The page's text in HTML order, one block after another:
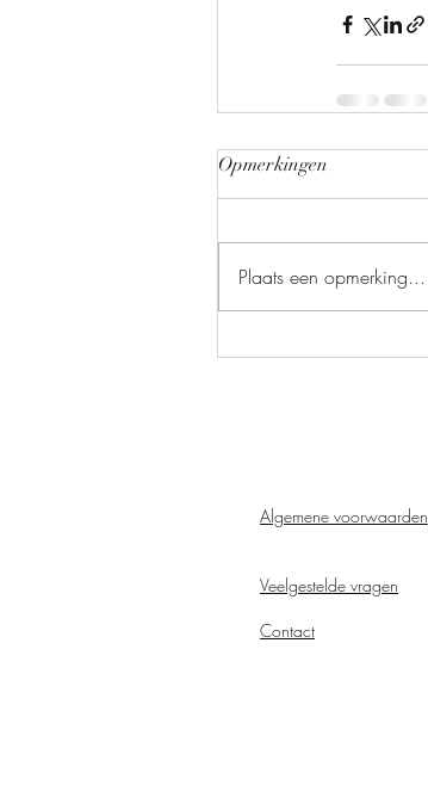
Opmerkingen
Plaats een opmerking...
Algemene voorwaarden
Veelgestelde vragen
Contact